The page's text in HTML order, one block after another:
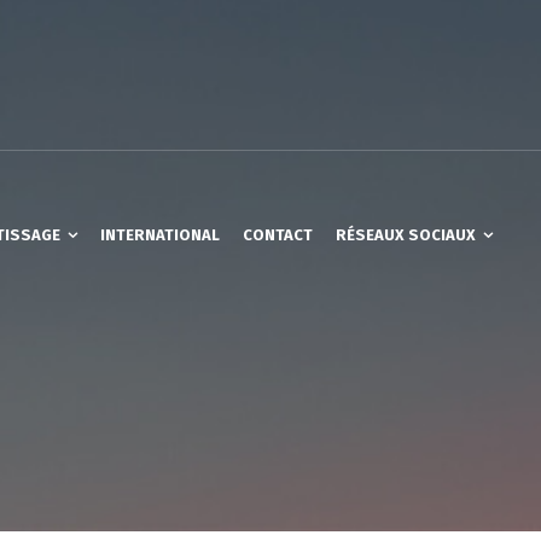
INTERNATIONAL CONTACT RÉSEAUX SOCIAUX